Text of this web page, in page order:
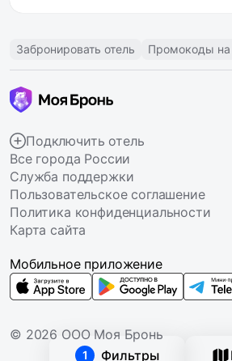
1 Фильтры
Забронировать отель Промокоды на
Подключить отель
Все города России
Служба поддержки
Пользовательское соглашение
Политика конфиденциальности
Карта сайта
© 2026 ООО Моя Бронь
Мобильное приложение